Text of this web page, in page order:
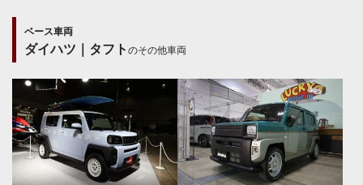
ベース車両
ダイハツ｜タフト のその他車両